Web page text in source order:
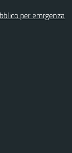
per emrgenza